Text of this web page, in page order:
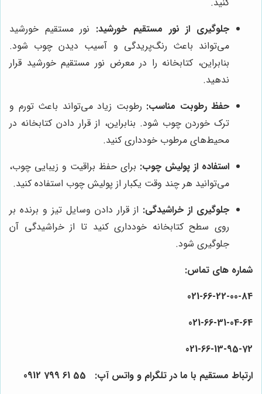
جلوگیری از نور مستقیم خورشید: نور مستقیم خورشید
می‌تواند باعث رنگ‌پریدگی و آسیب دیدن چوب شود.
بنابراین، کتابخانه را در معرض نور مستقیم خورشید قرار
ندهید.
حفظ رطوبت مناسب: رطوبت زیاد می‌تواند باعث تورم و
ترک خوردن چوب شود. بنابراین، از قرار دادن کتابخانه در
محیط‌های مرطوب خودداری کنید.
استفاده از پولیش چوب: برای حفظ براقیت و زیبایی چوب،
می‌توانید هر چند وقت یکبار از پولیش چوب استفاده کنید.
جلوگیری از خراشیدگی: از قرار دادن وسایل تیز و برنده بر
روی سطح کتابخانه خودداری کنید تا از خراشیدگی آن
جلوگیری شود.
شماره های تماس:
021-66-22-00-84
021-66-31-04-64
021-66-13-95-72
ارتباط مستقیم با ما در تلگرام و واتس آپ:
0912 799 61 55